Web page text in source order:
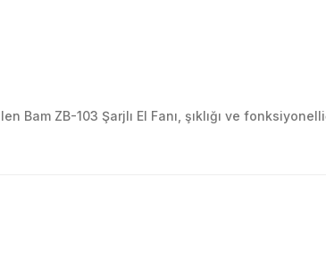
ZB-103 Şarjlı El Fanı, şıklığı ve